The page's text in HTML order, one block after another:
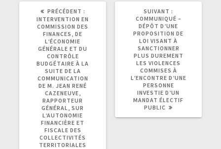
PRÉCÉDENT :
ARTICLE
PRÉCÉDENT
INTERVENTION EN
COMMISSION DES
FINANCES, DE
L’ÉCONOMIE
GÉNÉRALE ET DU
CONTRÔLE
BUDGÉTAIRE À LA
SUITE DE LA
COMMUNICATION
DE M. JEAN RENÉ
CAZENEUVE,
RAPPORTEUR
GÉNÉRAL, SUR
L’AUTONOMIE
FINANCIÈRE ET
FISCALE DES
COLLECTIVITÉS
TERRITORIALES
SUIVANT :
ARTICLE
COMMUNIQUÉ –
DÉPÔT D’UNE
PROPOSITION DE
LOI VISANT À
SANCTIONNER
PLUS DUREMENT
LES VIOLENCES
COMMISES À
L’ENCONTRE D’UNE
PERSONNE
INVESTIE D’UN
MANDAT ÉLECTIF
PUBLIC